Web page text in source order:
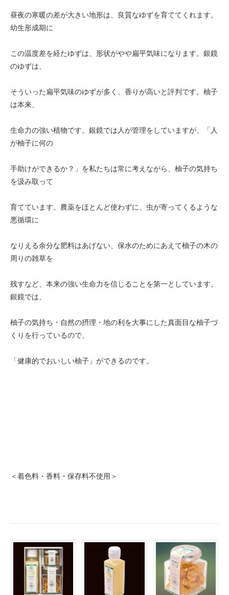
昼夜の寒暖の差が大きい地形は、良質なゆずを育ててくれます。
幼生形成期に
この温度差を経たゆずは、形状がやや扁平気味になります。銀鏡
のゆずは、
そういった扁平気味のゆずが多く、香りが高いと評判です。柚子
は本来、
生命力の強い植物です。銀鏡では人が管理をしていますが、「人
が柚子に何の
手助けができるか？」を私たちは常に考えながら、柚子の気持ち
を汲み取って
育てています。農薬をほとんど使わずに、虫が寄ってくるような
悪循環に
なりえる余分な肥料はあげない、保水のためにあえて柚子の木の
周りの雑草を
残すなど、本来の強い生命力を信じることを第一としています。
銀鏡では、
柚子の気持ち・自然の摂理・地の利を大事にした真面目な柚子づ
くりを行っているので、
「健康的でおいしい柚子」ができるのです。
＜着色料・香料・保存料不使用＞